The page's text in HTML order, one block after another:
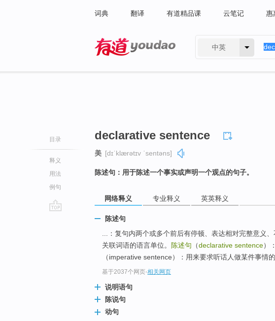
词典 翻译 有道精品课 云笔记 惠
中英
目录
释义
用法
例句
declarative sentence
美 [dɪˈklærətɪv ˈsentəns]
陈述句：用于陈述一个事实或声明一个观点的句子。
网络释义 专业释义 英英释义
陈述句
...：复句内两个或多个前后有停顿、表达相对完整意义
关联词语的语言单位。
陈述句 （declarative sentence）
（imperative sentence）：用来要求听话人做某件事情的
基于2037个网页-相关网页
说明语句
陈说句
动句